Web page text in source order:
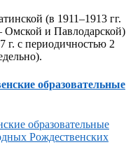
(в 1911–1913 гг.
Омской и Павлодарской)
г. с периодичностью 2
образовательные